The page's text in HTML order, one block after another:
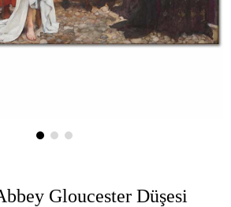
Gloucester Düşesi